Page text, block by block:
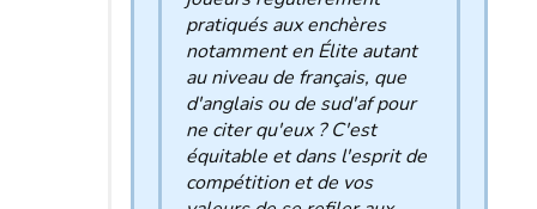
pratiqués aux enchères
notamment en Élite autant
au niveau de français, que
d'anglais ou de sud'af pour
ne citer qu'eux ? C'est
équitable et dans l'esprit de
compétition et de vos